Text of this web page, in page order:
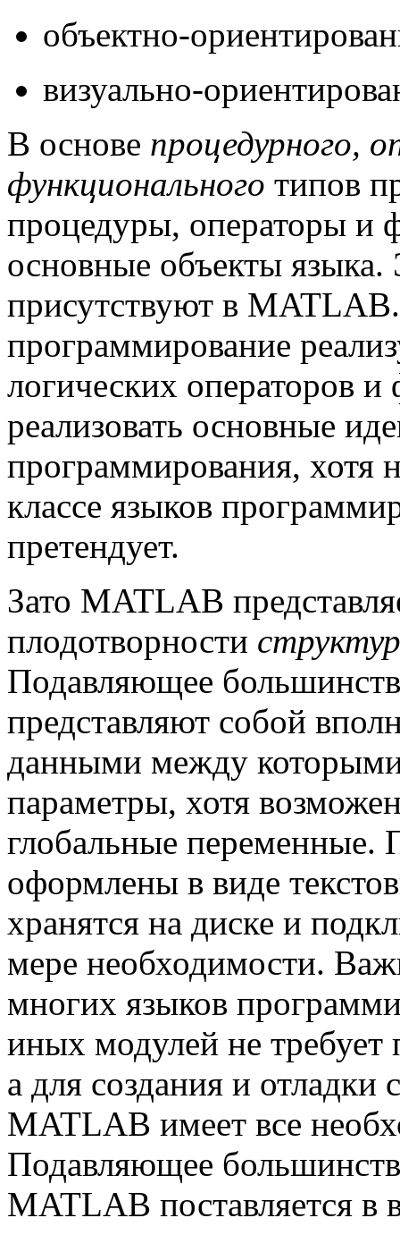
объектно-
визуально-
В основе процедурного,
функционального типов
процедуры, операторы и
основные объекты языка.
присутствуют в
программирование
логических операторов
реализовать основные
программирования,
классе языков
претендует.
Зато MATLAB
плодотворности
Подавляющее
представляют собой
данными между
параметры, хотя
глобальные
оформлены в виде
хранятся на диске и
мере необходимости.
многих языков
иных модулей не требует
а для создания и отладки
MATLAB имеет все
Подавляющее
MATLAB поставляется в